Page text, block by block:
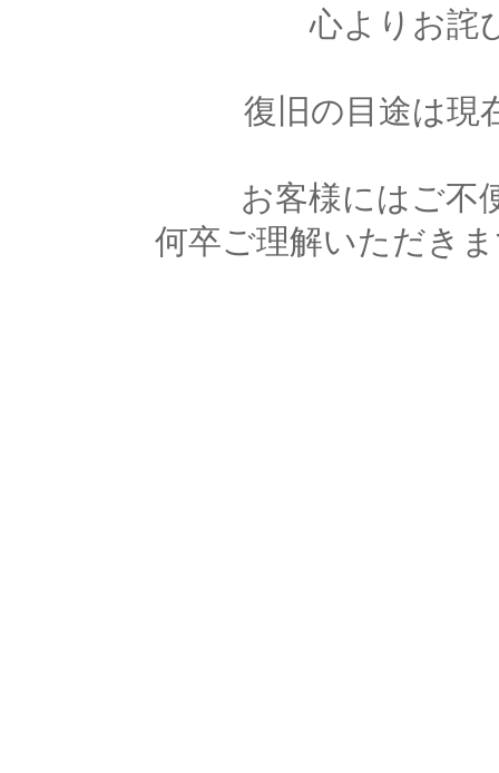
心よりお詫
復旧の目途は現
お客様にはご不
何卒ご理解いただき